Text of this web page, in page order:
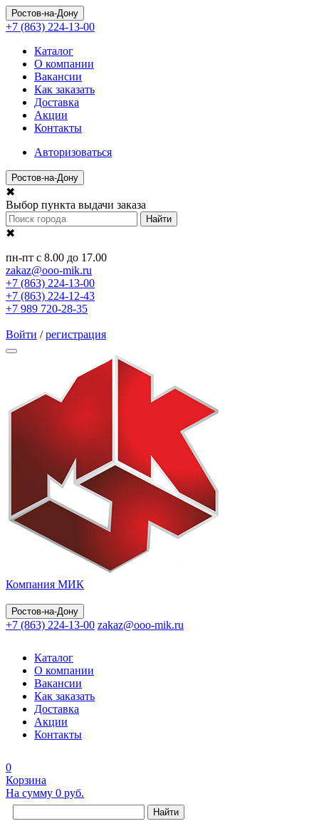
Ростов-на-Дону
+7 (863) 224-13-00
Каталог
О компании
Вакансии
Как заказать
Доставка
Акции
Контакты
Авторизоваться
Ростов-на-Дону
✖
Выбор пункта выдачи заказа
Найти
✖
пн-пт с 8.00 до 17.00
zakaz@ooo-mik.ru
+7 (863) 224-13-00
+7 (863) 224-12-43
+7 989 720-28-35
Войти /регистрация
Компания МИК
Ростов-на-Дону
+7 (863) 224-13-00 zakaz@ooo-mik.ru
Каталог
О компании
Вакансии
Как заказать
Доставка
Акции
Контакты
0
Корзина
На сумму 0 руб.
Найти